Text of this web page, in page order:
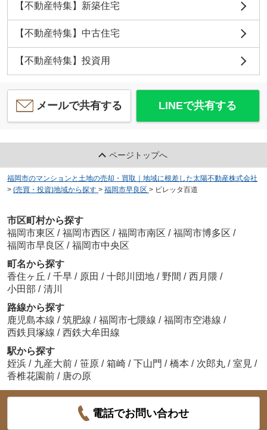
【不動産特集】新築住宅
【不動産特集】中古住宅
【不動産特集】投資用
メールで共有する LINEで共有する
ページトップへ
福岡市のマンションと土地の売却・買取｜地域に根差した太陽不動産株式会社
> (売買・投資)地域から探す > 福岡市早良区 > ビレッタ百道
市区町村から探す
福岡市東区 / 福岡市西区 / 福岡市南区 / 福岡市博多区 /
福岡市早良区 / 福岡市中央区
町名から探す
香住ヶ丘 / 千早 / 原田 / 十郎川団地 / 野間 / 西月隈 /
小田部 / 清川
路線から探す
鹿児島本線 / 筑肥線 / 福岡市七隈線 / 福岡市空港線 /
西鉄貝塚線 / 西鉄大牟田線
駅から探す
姪浜 / 九産大前 / 笹原 / 箱崎 / 下山門 / 橋本 / 次郎丸 / 室見 /
香椎花園前 / 唐の原
電話でお問い合わせ